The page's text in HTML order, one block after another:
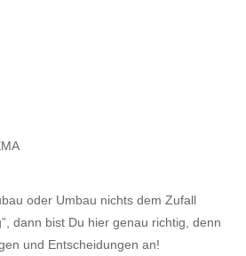
oder Umbau nichts dem Zufall
dann bist Du hier genau richtig, denn
und Entscheidungen an!